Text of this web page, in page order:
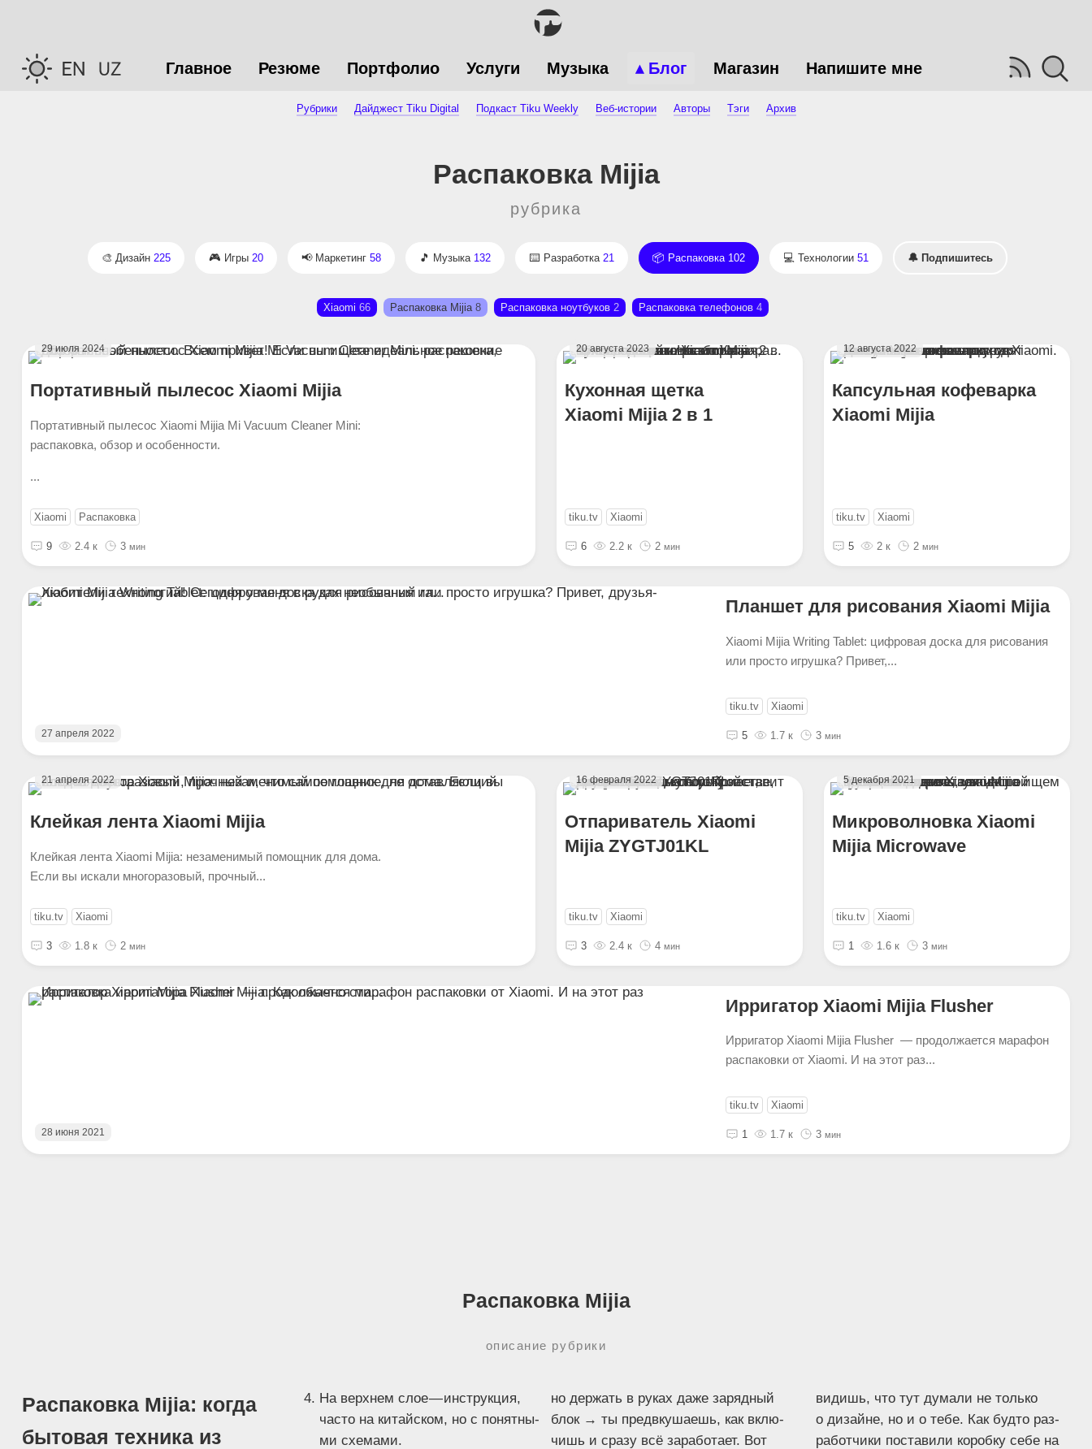
Главное Резюме Портфолио Услуги Музыка Блог Магазин Напишите мне
Рубрики Дайджест Tiku Digital Подкаст Tiku Weekly Веб-истории Авторы Тэги Архив
Распаковка Mijia
рубрика
Дизайн 225 Игры 20 Маркетинг 58 Музыка 132 Разработка 21 Распаковка 102 Технологии 51 🔔 Подпишитесь
Xiaomi 66 Распаковка Mijia 8 Распаковка ноутбуков 2 Распаковка телефонов 4
29 июля 2024
Портативный пылесос Xiaomi Mijia
Портативный пылесос Xiaomi Mijia Mi Vacuum Cleaner Mini:
распаковка, обзор и особенности.
...
Xiaomi Распаковка
9 2.4 к 3 мин
20 августа 2023
Кухонная щетка
Xiaomi Mijia 2 в 1
tiku.tv Xiaomi
6 2.2 к 2 мин
12 августа 2022
Капсульная кофеварка
Xiaomi Mijia
tiku.tv Xiaomi
5 2 к 2 мин
27 апреля 2022
Планшет для рисования Xiaomi Mijia
Xiaomi Mijia Writing Tablet: цифровая доска для рисования
или просто игрушка? Привет,...
tiku.tv Xiaomi
5 1.7 к 3 мин
21 апреля 2022
Клейкая лента Xiaomi Mijia
Клейкая лента Xiaomi Mijia: незаменимый помощник для дома.
Если вы искали многоразовый, прочный...
tiku.tv Xiaomi
3 1.8 к 2 мин
16 февраля 2022
Отпариватель Xiaomi
Mijia ZYGTJ01KL
tiku.tv Xiaomi
3 2.4 к 4 мин
5 декабря 2021
Микроволновка Xiaomi
Mijia Microwave
tiku.tv Xiaomi
1 1.6 к 3 мин
28 июня 2021
Ирригатор Xiaomi Mijia Flusher
Ирригатор Xiaomi Mijia Flusher — продолжается марафон
распаковки от Xiaomi. И на этот раз...
tiku.tv Xiaomi
1 1.7 к 3 мин
Распаковка Mijia
описание рубрики
Распаковка Mijia: когда
бытовая техника из
На верх­нем слое — инструк­ция,
часто на китай­ском, но с понят­ны­
ми схемами.
но дер­жать в руках даже заряд­ный
блок → ты пред­вку­ша­ешь, как вклю­
чишь и сра­зу всё зара­бо­та­ет. Вот
видишь, что тут дума­ли не толь­ко
о дизайне, но и о тебе. Как буд­то раз­
ра­бот­чи­ки поста­ви­ли короб­ку себе на